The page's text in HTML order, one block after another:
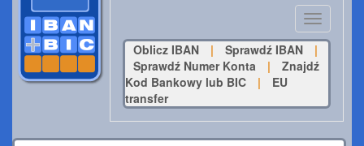
Toggle
navigation
Oblicz IBAN
| Sprawdź IBAN
|
Sprawdź Numer Konta
|
Znajdź
Kod Bankowy lub BIC
|
EU
transfer